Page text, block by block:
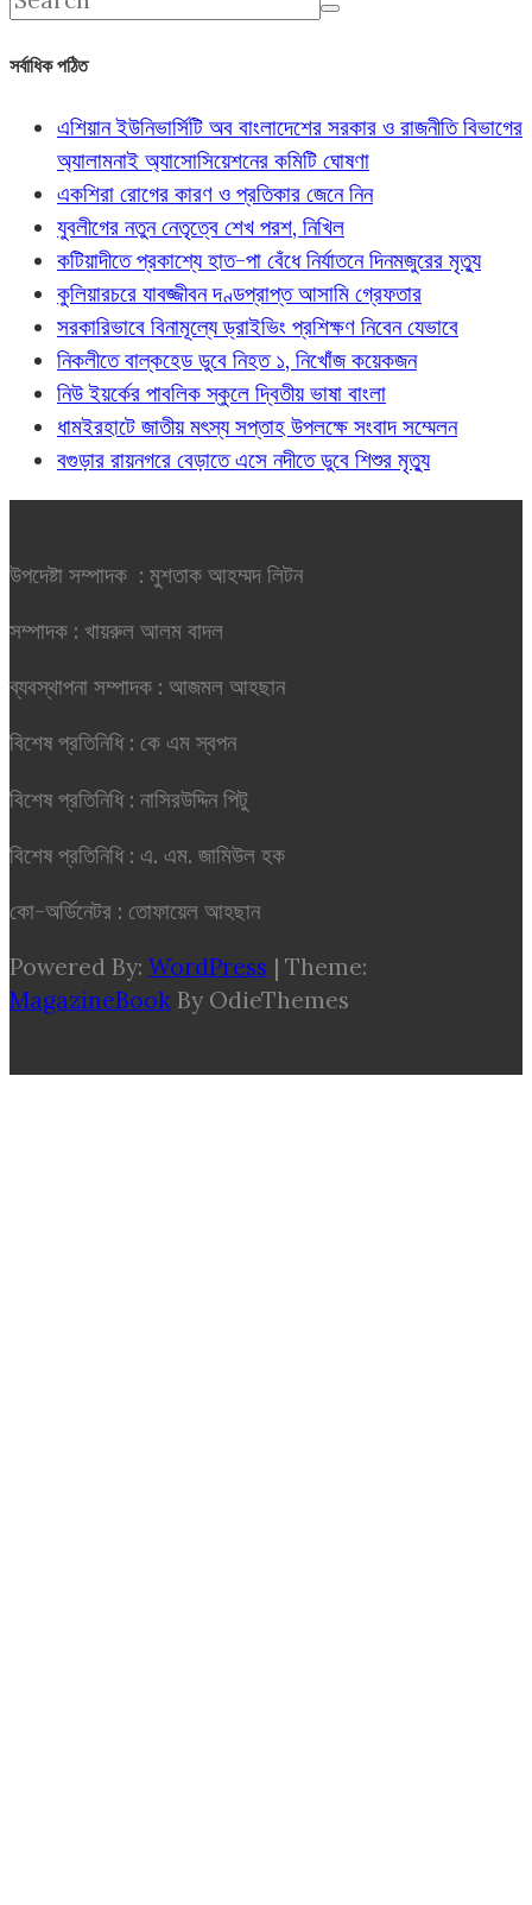
সর্বাধিক পঠিত
এশিয়ান ইউনিভার্সিটি অব বাংলাদেশের সরকার ও রাজনীতি বিভাগের
অ্যালামনাই অ্যাসোসিয়েশনের কমিটি ঘোষণা
একশিরা রোগের কারণ ও প্রতিকার জেনে নিন
যুবলীগের নতুন নেতৃত্বে শেখ পরশ, নিখিল
কটিয়াদীতে প্রকাশ্যে হাত-পা বেঁধে নির্যাতনে দিনমজুরের মৃত্যু
কুলিয়ারচরে যাবজ্জীবন দণ্ডপ্রাপ্ত আসামি গ্রেফতার
সরকারিভাবে বিনামূল্যে ড্রাইভিং প্রশিক্ষণ নিবেন যেভাবে
নিকলীতে বাল্কহেড ডুবে নিহত ১, নিখোঁজ কয়েকজন
নিউ ইয়র্কের পাবলিক স্কুলে দ্বিতীয় ভাষা বাংলা
ধামইরহাটে জাতীয় মৎস্য সপ্তাহ উপলক্ষে সংবাদ সম্মেলন
বগুড়ার রায়নগরে বেড়াতে এসে নদীতে ডুবে শিশুর মৃত্যু
উপদেষ্টা সম্পাদক : মুশতাক আহম্মদ লিটন
সম্পাদক : খায়রুল আলম বাদল
ব্যবস্থাপনা সম্পাদক : আজমল আহছান
বিশেষ প্রতিনিধি : কে এম স্বপন
বিশেষ প্রতিনিধি : নাসিরউদ্দিন পিটু
বিশেষ প্রতিনিধি : এ. এম. জামিউল হক
কো-অর্ডিনেটর : তোফায়েল আহছান
Powered By: WordPress | Theme:
MagazineBook By OdieThemes